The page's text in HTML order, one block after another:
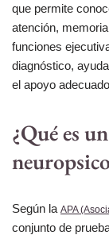
que permite
atención,
funciones
diagnóstico,
el apoyo
¿Qué es
Según la APA
conjunto de